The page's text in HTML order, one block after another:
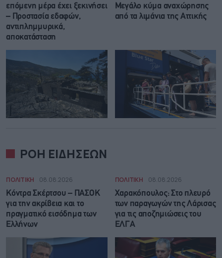
επόμενη μέρα έχει ξεκινήσει
– Προστασία εδαφών,
αντιπλημμυρικά,
αποκατάσταση
Μεγάλο κύμα αναχώρησης
από τα λιμάνια της Αττικής
ΡΟΗ ΕΙΔΗΣΕΩΝ
ΠΟΛΙΤΙΚΗ 08.08.2026
Κόντρα Σκέρτσου – ΠΑΣΟΚ
για την ακρίβεια και το
πραγματικό εισόδημα των
Ελλήνων
ΠΟΛΙΤΙΚΗ 08.08.2026
Χαρακόπουλος: Στο πλευρό
των παραγωγών της Λάρισας
για τις αποζημιώσεις του
ΕΛΓΑ